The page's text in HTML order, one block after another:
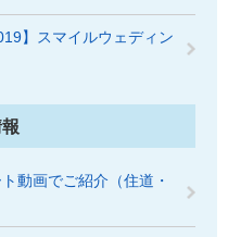
】スマイルウェディン
動画でご紹介（住道・